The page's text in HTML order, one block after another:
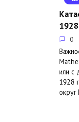
0
или с
1928
округ